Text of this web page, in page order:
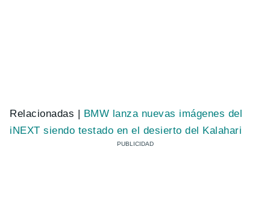
Relacionadas | BMW lanza nuevas imágenes del
iNEXT siendo testado en el desierto del Kalahari